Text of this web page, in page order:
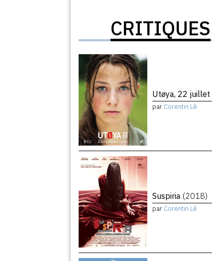
CRITIQUES
Utøya, 22 juillet
par Corentin Lê
Suspiria (2018)
par Corentin Lê